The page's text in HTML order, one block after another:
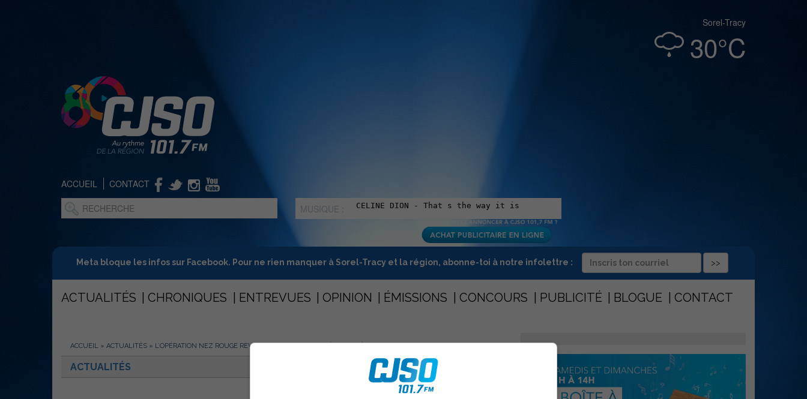
Sorel-Tracy
30°C
ACCUEIL CONTACT
MUSIQUE :
Meta bloque les infos sur Facebook. Pour ne rien manquer à Sorel-Tracy et la région, abonne-toi à notre infolettre :
ACTUALITÉS CHRONIQUES ENTREVUES OPINION ÉMISSIONS CONCOURS PUBLICITÉ BLOGUE CONTACT
ACCUEIL » ACTUALITÉS » L’OPÉRATION NEZ ROUGE REVIENT POUR UNE VINGTIÈME ANNÉE
ACTUALITÉS